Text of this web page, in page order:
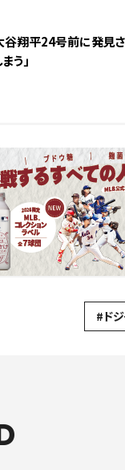
谷翔平24号前に発見さ
まう」
#ド